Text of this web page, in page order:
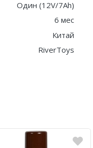
Один (12V/7Ah)
6 мес
Китай
RiverToys